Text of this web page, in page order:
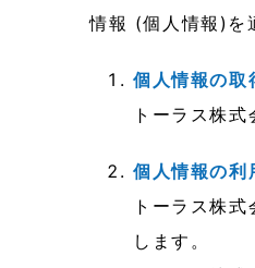
情報 (個人情報)を
個人情報の取
トーラス株
個人情報の利
トーラス株
します。